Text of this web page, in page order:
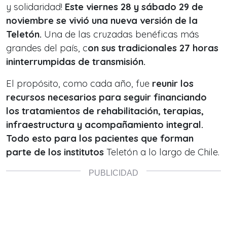
y solidaridad! Este viernes 28 y sábado 29 de
noviembre se vivió una nueva versión de la
Teletón. Una de las cruzadas benéficas más
grandes del país, con sus tradicionales 27 horas
ininterrumpidas de transmisión.
El propósito, como cada año, fue reunir los
recursos necesarios para seguir financiando
los tratamientos de rehabilitación, terapias,
infraestructura y acompañamiento integral.
Todo esto para los pacientes que forman
parte de los institutos Teletón a lo largo de Chile.